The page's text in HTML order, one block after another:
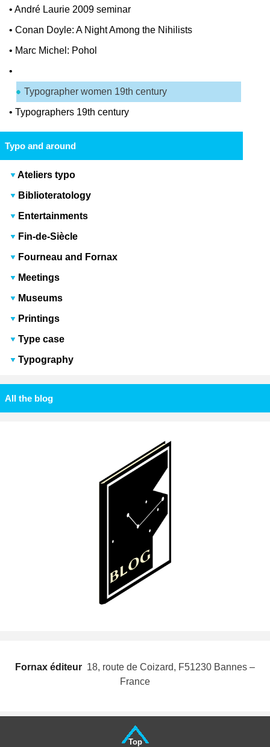
•André Laurie 2009 seminar
•Conan Doyle: A Night Among the Nihilists
• Marc Michel: Pohol
•
Typographer women 19th century
•Typographers 19th century
Typo and around
Ateliers typo
Biblioteratology
Entertainments
Fin-de-Siècle
Fourneau and Fornax
Meetings
Museums
Printings
Type case
Typography
All the blog
Fornax éditeur  18, route de Coizard, F51230 Bannes –
France
Top